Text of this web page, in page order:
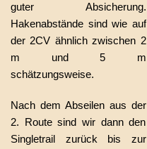
guter Absicherung.
Hakenabstände sind wie auf
der 2CV ähnlich zwischen 2
m und 5 m
schätzungsweise.
Nach dem Abseilen aus der
2. Route sind wir dann den
Singletrail zurück bis zur